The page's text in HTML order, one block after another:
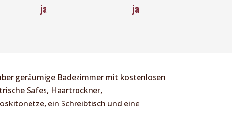
ja ja
geräumige Badezimmer mit kostenlosen
Safes, Haartrockner,
ein Schreibtisch und eine